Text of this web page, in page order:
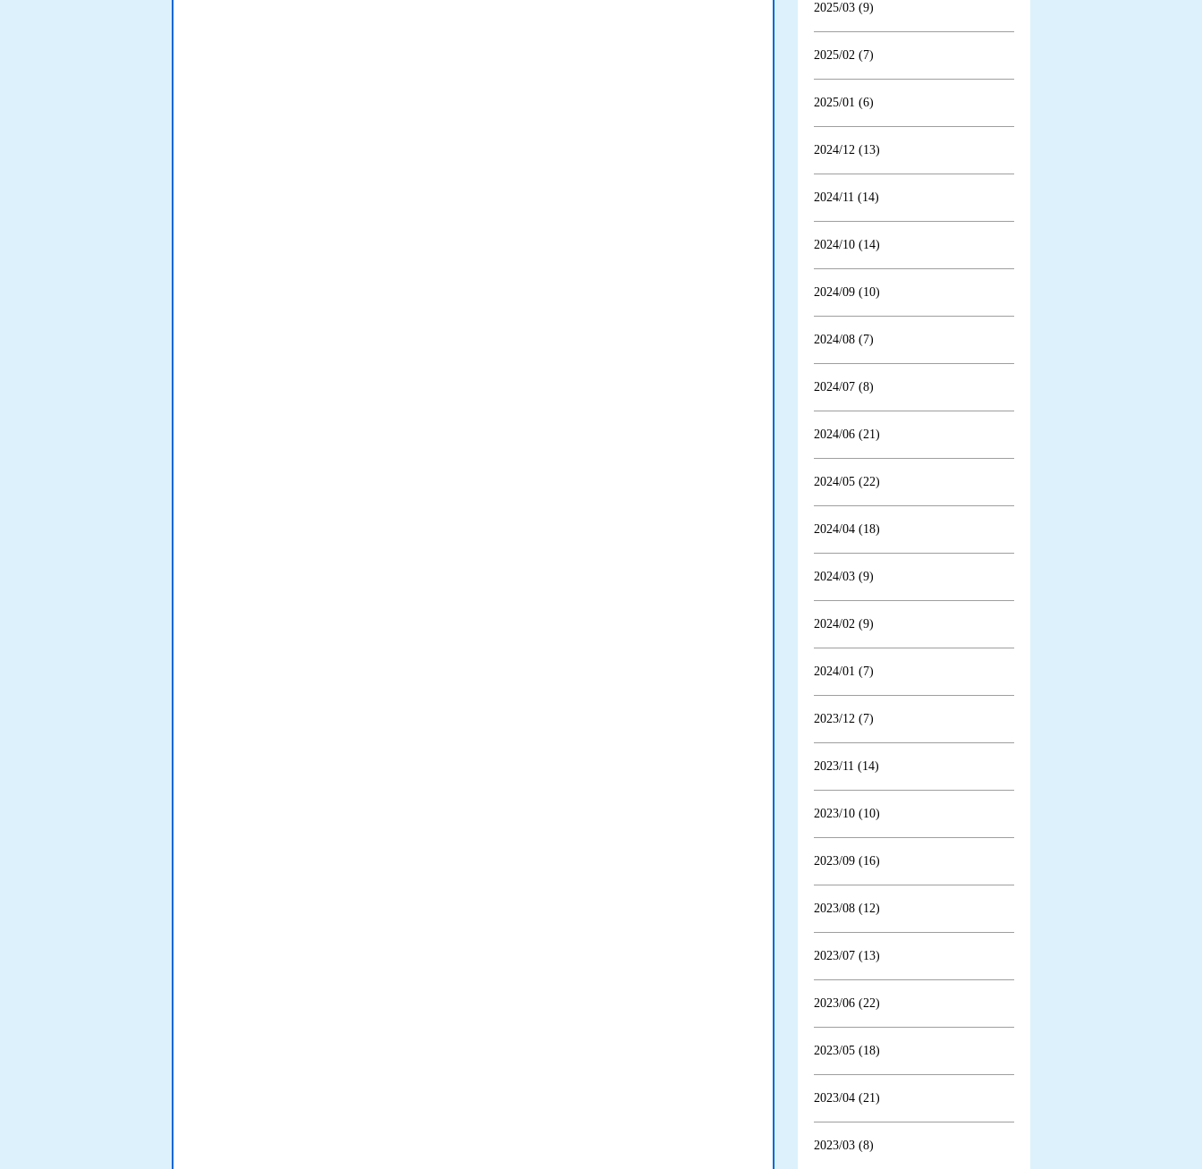
2025/03 (9)
2025/02 (7)
2025/01 (6)
2024/12 (13)
2024/11 (14)
2024/10 (14)
2024/09 (10)
2024/08 (7)
2024/07 (8)
2024/06 (21)
2024/05 (22)
2024/04 (18)
2024/03 (9)
2024/02 (9)
2024/01 (7)
2023/12 (7)
2023/11 (14)
2023/10 (10)
2023/09 (16)
2023/08 (12)
2023/07 (13)
2023/06 (22)
2023/05 (18)
2023/04 (21)
2023/03 (8)